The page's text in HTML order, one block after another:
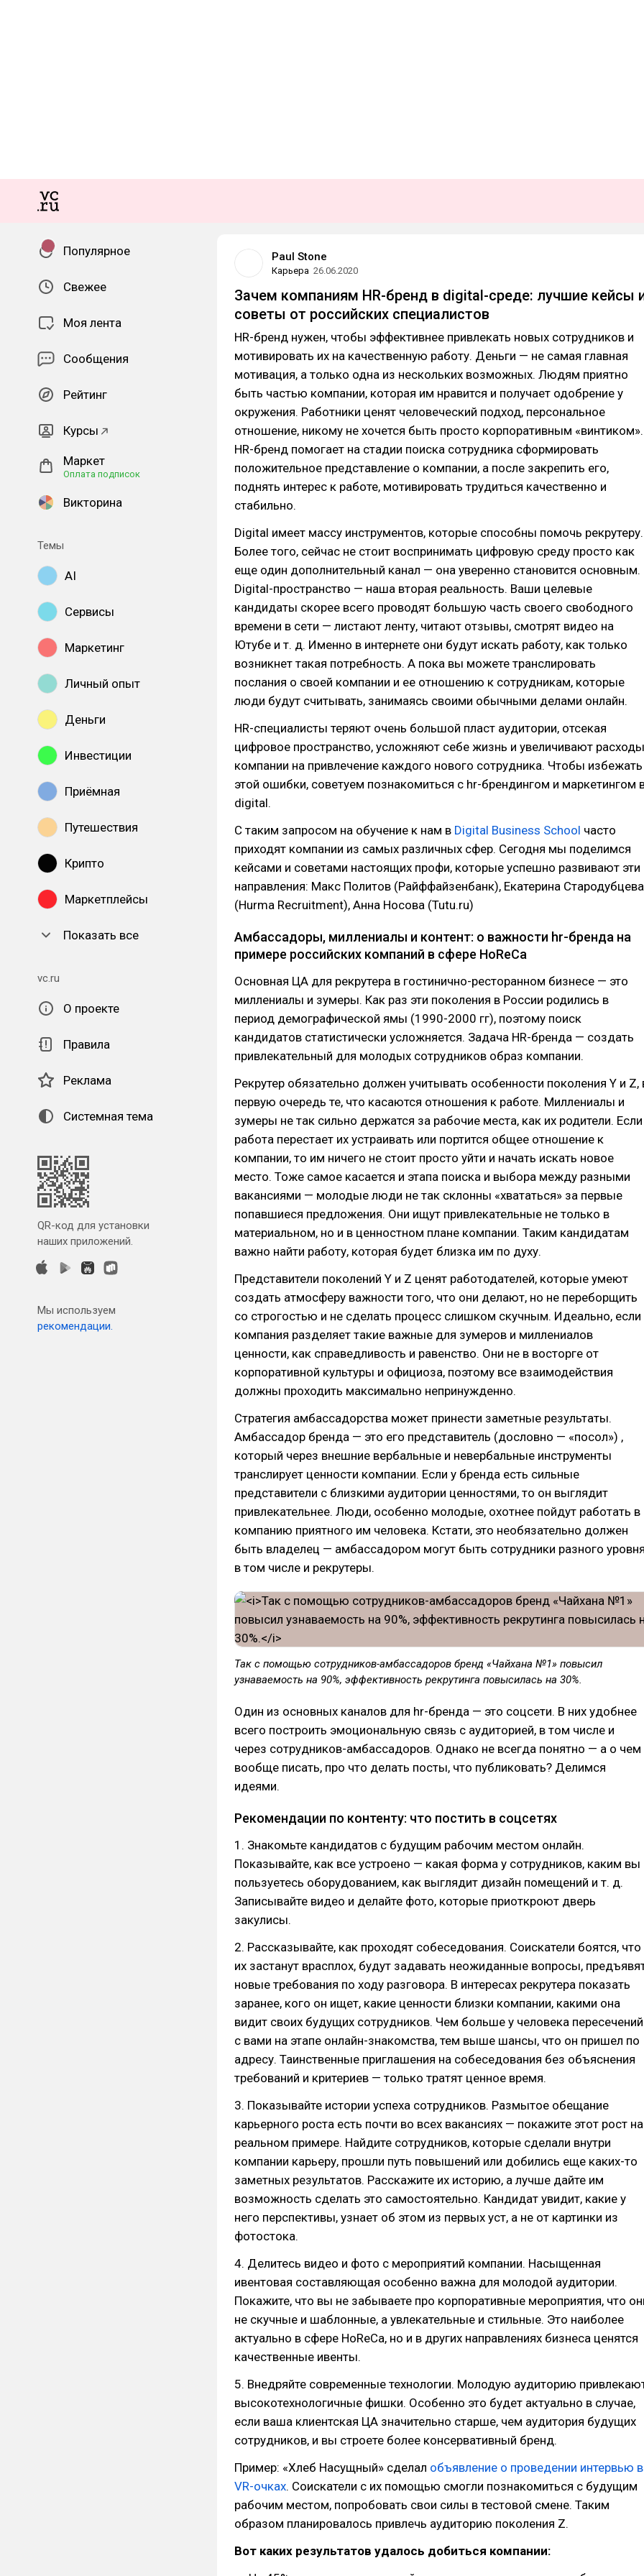
Популярное
Свежее
Моя лента
Сообщения
Рейтинг
Курсы
Маркет
Оплата подписок
Викторина
Темы
AI
Сервисы
Маркетинг
Личный опыт
Деньги
Инвестиции
Приёмная
Путешествия
Крипто
Маркетплейсы
Показать все
vc.ru
О проекте
Правила
Реклама
Системная тема
QR-код для установки
наших приложений.
Мы используем
рекомендации.
Paul Stone
Карьера 26.06.2020
Зачем компаниям HR-бренд в digital-среде: лучшие кейсы
советы от российских специалистов
HR-бренд нужен, чтобы эффективнее привлекать новых сотрудников и
мотивировать их на качественную работу. Деньги — не самая главная
мотивация, а только одна из нескольких возможных. Людям приятно
быть частью компании, которая им нравится и получает одобрение у
окружения. Работники ценят человеческий подход, персональное
отношение, никому не хочется быть просто корпоративным «винтиком».
HR-бренд помогает на стадии поиска сотрудника сформировать
положительное представление о компании, а после закрепить его,
поднять интерес к работе, мотивировать трудиться качественно и
стабильно.
Digital имеет массу инструментов, которые способны помочь рекрутеру.
Более того, сейчас не стоит воспринимать цифровую среду просто как
еще один дополнительный канал — она уверенно становится основным.
Digital-пространство — наша вторая реальность. Ваши целевые
кандидаты скорее всего проводят большую часть своего свободного
времени в сети — листают ленту, читают отзывы, смотрят видео на
Ютубе и т. д. Именно в интернете они будут искать работу, как только
возникнет такая потребность. А пока вы можете транслировать
послания о своей компании и ее отношению к сотрудникам, которые
люди будут считывать, занимаясь своими обычными делами онлайн.
HR-специалисты теряют очень большой пласт аудитории, отсекая
цифровое пространство, усложняют себе жизнь и увеличивают расходы
компании на привлечение каждого нового сотрудника. Чтобы избежать
этой ошибки, советуем познакомиться с hr-брендингом и маркетингом
digital.
С таким запросом на обучение к нам в Digital Business School часто
приходят компании из самых различных сфер. Сегодня мы поделимся
кейсами и советами настоящих профи, которые успешно развивают эти
направления: Макс Политов (Райффайзенбанк), Екатерина Стародубцева
(Hurma Recruitment), Анна Носова (Tutu.ru)
Амбассадоры, миллениалы и контент: о важности hr-бренда на
примере российских компаний в сфере HoReCa
Основная ЦА для рекрутера в гостинично-ресторанном бизнесе — это
миллениалы и зумеры. Как раз эти поколения в России родились в
период демографической ямы (1990-2000 гг), поэтому поиск
кандидатов статистически усложняется. Задача HR-бренда — создать
привлекательный для молодых сотрудников образ компании.
Рекрутер обязательно должен учитывать особенности поколения Y и Z,
первую очередь те, что касаются отношения к работе. Миллениалы и
зумеры не так сильно держатся за рабочие места, как их родители. Если
работа перестает их устраивать или портится общее отношение к
компании, то им ничего не стоит просто уйти и начать искать новое
место. Тоже самое касается и этапа поиска и выбора между разными
вакансиями — молодые люди не так склонны «хвататься» за первые
попавшиеся предложения. Они ищут привлекательные не только в
материальном, но и в ценностном плане компании. Таким кандидатам
важно найти работу, которая будет близка им по духу.
Представители поколений Y и Z ценят работодателей, которые умеют
создать атмосферу важности того, что они делают, но не переборщить
со строгостью и не сделать процесс слишком скучным. Идеально, если
компания разделяет такие важные для зумеров и миллениалов
ценности, как справедливость и равенство. Они не в восторге от
корпоративной культуры и официоза, поэтому все взаимодействия
должны проходить максимально непринужденно.
Стратегия амбассадорства может принести заметные результаты.
Амбассадор бренда — это его представитель (дословно — «посол») ,
который через внешние вербальные и невербальные инструменты
транслирует ценности компании. Если у бренда есть сильные
представители с близкими аудитории ценностями, то он выглядит
привлекательнее. Люди, особенно молодые, охотнее пойдут работать в
компанию приятного им человека. Кстати, это необязательно должен
быть владелец — амбассадором могут быть сотрудники разного
в том числе и рекрутеры.
Так с помощью сотрудников-амбассадоров бренд «Чайхана №1» повысил
узнаваемость на 90%, эффективность рекрутинга повысилась на 30%.
Один из основных каналов для hr-бренда — это соцсети. В них удобнее
всего построить эмоциональную связь с аудиторией, в том числе и
через сотрудников-амбассадоров. Однако не всегда понятно — а о чем
вообще писать, про что делать посты, что публиковать? Делимся
идеями.
Рекомендации по контенту: что постить в соцсетях
1. Знакомьте кандидатов с будущим рабочим местом онлайн.
Показывайте, как все устроено — какая форма у сотрудников, каким вы
пользуетесь оборудованием, как выглядит дизайн помещений и т. д.
Записывайте видео и делайте фото, которые приоткроют дверь
закулисы.
2. Рассказывайте, как проходят собеседования. Соискатели боятся, что
их застанут врасплох, будут задавать неожиданные вопросы,
новые требования по ходу разговора. В интересах рекрутера показать
заранее, кого он ищет, какие ценности близки компании, какими она
видит своих будущих сотрудников. Чем больше у человека пересечений
с вами на этапе онлайн-знакомства, тем выше шансы, что он пришел по
адресу. Таинственные приглашения на собеседования без объяснения
требований и критериев — только тратят ценное время.
3. Показывайте истории успеха сотрудников. Размытое обещание
карьерного роста есть почти во всех вакансиях — покажите этот рост на
реальном примере. Найдите сотрудников, которые сделали внутри
компании карьеру, прошли путь повышений или добились еще каких-то
заметных результатов. Расскажите их историю, а лучше дайте им
возможность сделать это самостоятельно. Кандидат увидит, какие у
него перспективы, узнает об этом из первых уст, а не от картинки из
фотостока.
4. Делитесь видео и фото с мероприятий компании. Насыщенная
ивентовая составляющая особенно важна для молодой аудитории.
Покажите, что вы не забываете про корпоративные мероприятия, что
не скучные и шаблонные, а увлекательные и стильные. Это наиболее
актуально в сфере HoReCa, но и в других направлениях бизнеса ценятся
качественные ивенты.
5. Внедряйте современные технологии. Молодую аудиторию
высокотехнологичные фишки. Особенно это будет актуально в случае,
если ваша клиентская ЦА значительно старше, чем аудитория будущих
сотрудников, и вы строете более консервативный бренд.
Пример: «Хлеб Насущный» сделал объявление о проведении интервью в
VR-очках. Соискатели с их помощью смогли познакомиться с будущим
рабочим местом, попробовать свои силы в тестовой смене. Таким
образом планировалось привлечь аудиторию поколения Z.
Вот каких результатов удалось добиться компании: